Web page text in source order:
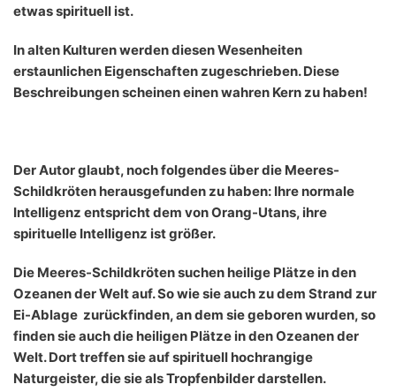
etwas spirituell ist.
In alten Kulturen werden diesen Wesenheiten
erstaunlichen Eigenschaften zugeschrieben. Diese
Beschreibungen scheinen einen wahren Kern zu haben!
Der Autor glaubt, noch folgendes über die Meeres-
Schildkröten herausgefunden zu haben: Ihre normale
Intelligenz entspricht dem von Orang-Utans, ihre
spirituelle Intelligenz ist größer.
Die Meeres-Schildkröten suchen heilige Plätze in den
Ozeanen der Welt auf. So wie sie auch zu dem Strand zur
Ei-Ablage zurückfinden, an dem sie geboren wurden, so
finden sie auch die heiligen Plätze in den Ozeanen der
Welt. Dort treffen sie auf spirituell hochrangige
Naturgeister, die sie als Tropfenbilder darstellen.